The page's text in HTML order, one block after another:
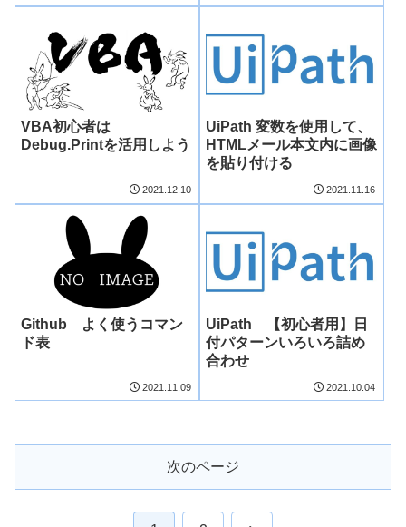
VBA初心者は
Debug.Printを活用しよう
2021.12.10
UiPath 変数を使用して、
HTMLメール本文内に画像
を貼り付ける
2021.11.16
Github よく使うコマン
ド表
2021.11.09
UiPath 【初心者用】日
付パターンいろいろ詰め
合わせ
2021.10.04
次のページ